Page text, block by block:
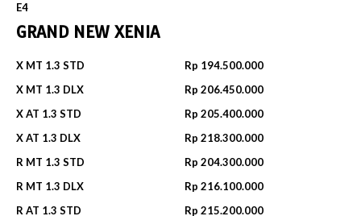
E4
GRAND NEW XENIA
X MT 1.3 STD
Rp 194.500.000
X MT 1.3 DLX
Rp 206.450.000
X AT 1.3 STD
Rp 205.400.000
X AT 1.3 DLX
Rp 218.300.000
R MT 1.3 STD
Rp 204.300.000
R MT 1.3 DLX
Rp 216.100.000
R AT 1.3 STD
Rp 215.200.000